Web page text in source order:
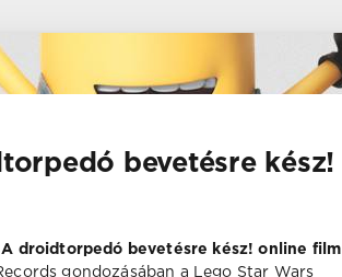
bevetésre kész!
A droidtorpedó bevetésre kész! online film
gondozásában a Lego Star Wars